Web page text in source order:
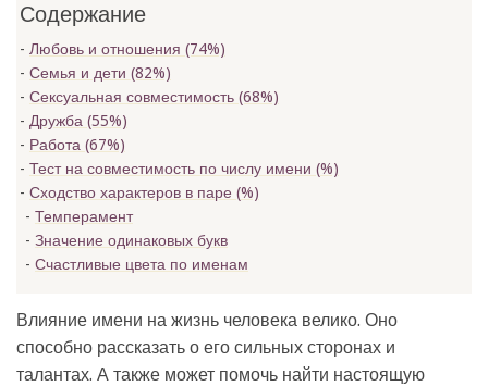
Содержание
Любовь и отношения (74%)
Семья и дети (82%)
Сексуальная совместимость (68%)
Дружба (55%)
Работа (67%)
Тест на совместимость по числу имени (%)
Сходство характеров в паре (%)
Темперамент
Значение одинаковых букв
Счастливые цвета по именам
Влияние имени на жизнь человека велико. Оно
способно рассказать о его сильных сторонах и
талантах. А также может помочь найти настоящую